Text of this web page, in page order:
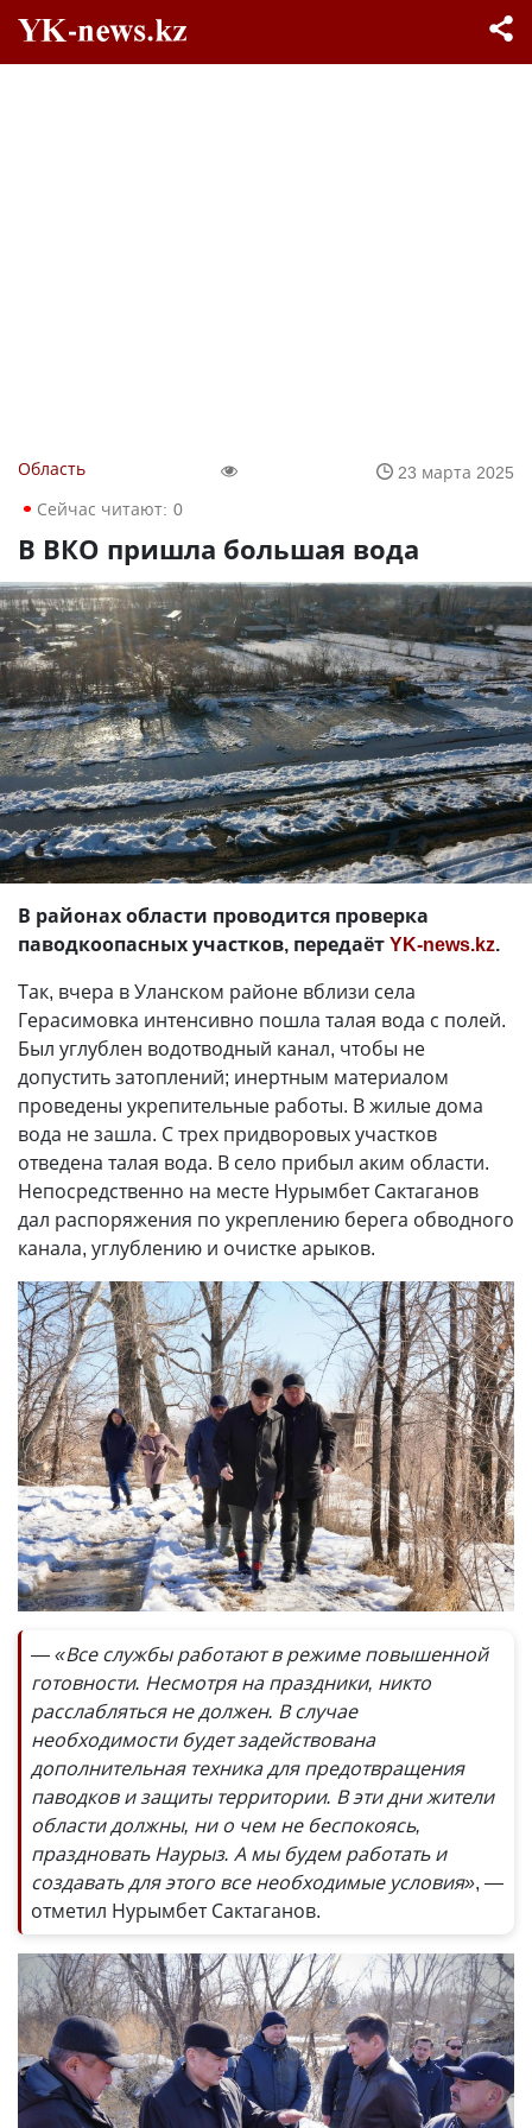
Область
23 марта 2025
Сейчас читают: 0
В ВКО пришла большая вода
В районах области проводится проверка
паводкоопасных участков, передаётYK-news.kz.
Так, вчера в Уланском районе вблизи села
Герасимовка интенсивно пошла талая вода с полей.
Был углублен водотводный канал, чтобы не
допустить затоплений; инертным материалом
проведены укрепительные работы. В жилые дома
вода не зашла. С трех придворовых участков
отведена талая вода. В село прибыл аким области.
Непосредственно на месте Нурымбет Сактаганов
дал распоряжения по укреплению берега обводного
канала, углублению и очистке арыков.
— «Все службы работают в режиме повышенной
готовности. Несмотря на праздники, никто
расслабляться не должен. В случае
необходимости будет задействована
дополнительная техника для предотвращения
паводков и защиты территории. В эти дни жители
области должны, ни о чем не беспокоясь,
праздновать Наурыз. А мы будем работать и
создавать для этого все необходимые условия», —
отметил Нурымбет Сактаганов.